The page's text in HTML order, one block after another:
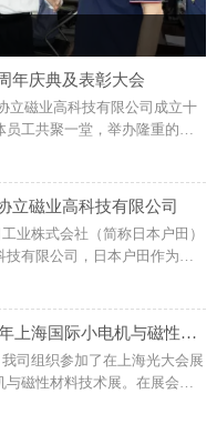
年庆典及表彰大会
立磁业高科技有限公司成立十
员工共聚一堂，举办隆重的周
未来，协立公司更加坚定信
立磁业高科技有限公司
业株式会社（简称日本户田）
技有限公司，日本户田作为公
建立了良好的长期合作关
我司组织参加2015年上海国际小电机与磁性材料技术展
司组织参加了在上海光大会展
与磁性材料技术展。在展会
车零部件、工业控制类和家